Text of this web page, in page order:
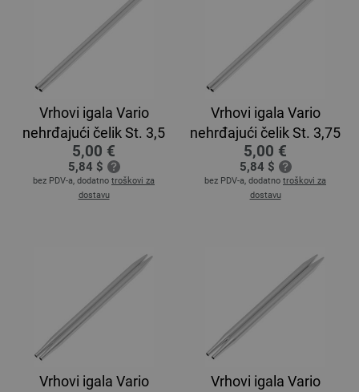
Vrhovi igala Vario
nehrđajući čelik St. 3,5
5,00 €
5,84 $
bez PDV-a, dodatno troškovi za
dostavu
Vrhovi igala Vario
nehrđajući čelik St. 3,75
5,00 €
5,84 $
bez PDV-a, dodatno troškovi za
dostavu
Vrhovi igala Vario
Vrhovi igala Vario